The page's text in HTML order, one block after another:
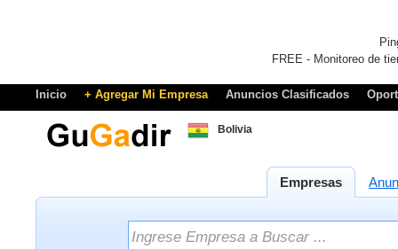
FREE - Monitoreo de
Inicio + Agregar Mi Empresa Anuncios Clasificados
Bolivia
Empresas